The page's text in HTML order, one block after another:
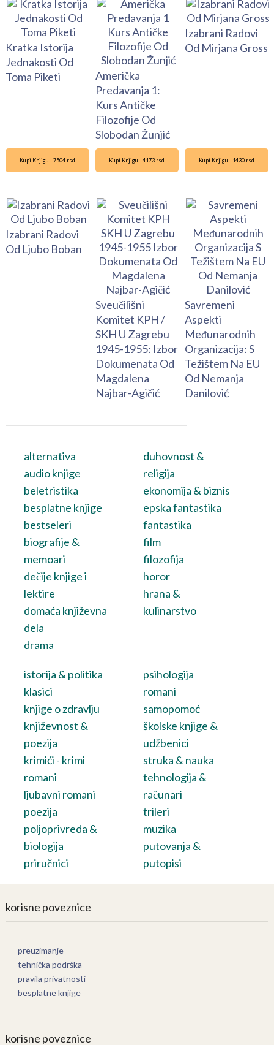
Kratka Istorija
Jednakosti Od
Toma Piketi
Američka
Predavanja 1:
Kurs Antičke
Filozofije Od
Slobodan Žunjić
Izabrani Radovi
Od Mirjana Gross
Kupi Knjigu - 7504 rsd
Izabrani Radovi
Od Ljubo Boban
Kupi Knjigu - 4173 rsd
Sveučilišni
Komitet KPH /
SKH U Zagrebu
1945-1955: Izbor
Dokumenata Od
Magdalena
Najbar-Agičić
Kupi Knjigu - 1430 rsd
Savremeni
Aspekti
Međunarodnih
Organizacija: S
Težištem Na EU
Od Nemanja
Danilović
alternativa
audio knjige
beletristika
besplatne knjige
bestseleri
biografije &
memoari
dečije knjige i
lektire
domaća književna
dela
drama
duhovnost &
religija
ekonomija & biznis
epska fantastika
fantastika
film
filozofija
horor
hrana &
kulinarstvo
istorija & politika
klasici
knjige o zdravlju
književnost &
poezija
krimići - krimi
romani
ljubavni romani
poezija
poljoprivreda &
biologija
priručnici
psihologija
romani
samopomoć
školske knjige &
udžbenici
struka & nauka
tehnologija &
računari
trileri
muzika
putovanja &
putopisi
korisne poveznice
preuzimanje
tehnička podrška
pravila privatnosti
besplatne knjige
korisne poveznice